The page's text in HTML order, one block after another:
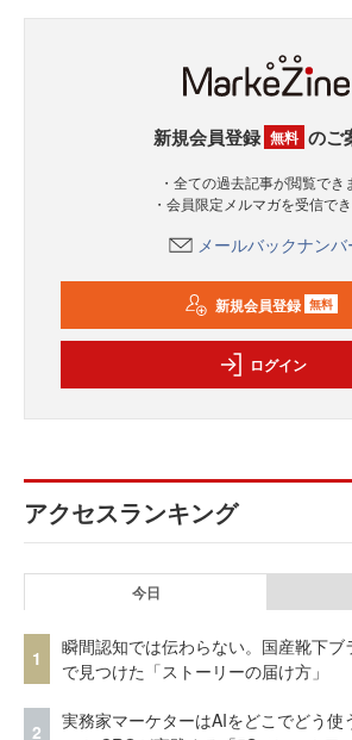
新規会員登録 無料 のご
・全ての過去記事が閲覧でき
・会員限定メルマガを受信で
メールバックナンバ
新規会員登録 無料
ログイン
アクセスランキング
今日
1
瞬間認知では伝わらない。国産靴下
で見つけた「ストーリーの届け方」
2
実務家マーケターはAIをどこでどう使